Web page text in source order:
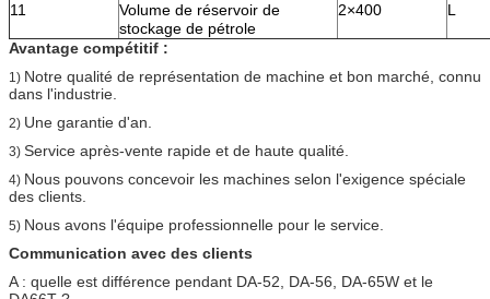
11
Volume de réservoir de
stockage de pétrole
2×400 L
Avantage compétitif :
1) Notre qualité de représentation de machine et bon marché, connu
dans l'industrie.
2) Une garantie d'an.
3) Service après-vente rapide et de haute qualité.
4) Nous pouvons concevoir les machines selon l'exigence spéciale
des clients.
5) Nous avons l'équipe professionnelle pour le service.
Communication avec des clients
A : quelle est différence pendant DA-52, DA-56, DA-65W et le